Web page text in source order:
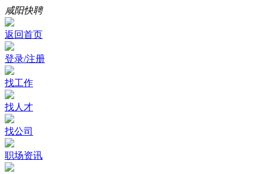
咸阳快聘
返回首页
登录/注册
找工作
找人才
找公司
职场资讯